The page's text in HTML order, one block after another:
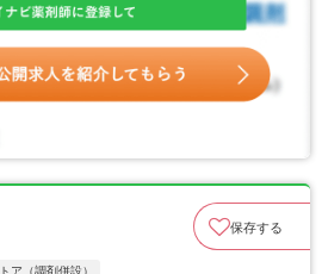
保存する
ア（調剤併設）